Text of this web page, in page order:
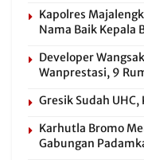
Kapolres
Nama Baik Kepala
Developer
Wanprestasi, 9
Gresik Sudah UHC,
Karhutla Bromo
Gabungan